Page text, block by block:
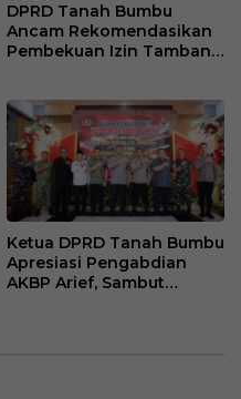
DPRD Tanah Bumbu
Ancam Rekomendasikan
Pembekuan Izin Tambang
Ketua DPRD Tanah Bumbu
Apresiasi Pengabdian
AKBP Arief, Sambut